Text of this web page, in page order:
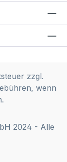
zzgl.
wenn
2024 - Alle